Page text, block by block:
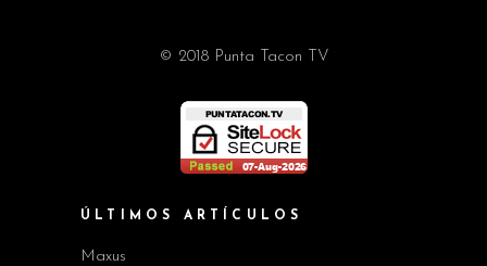
© 2018 Punta Tacon TV
ÚLTIMOS ARTÍCULOS
Maxus